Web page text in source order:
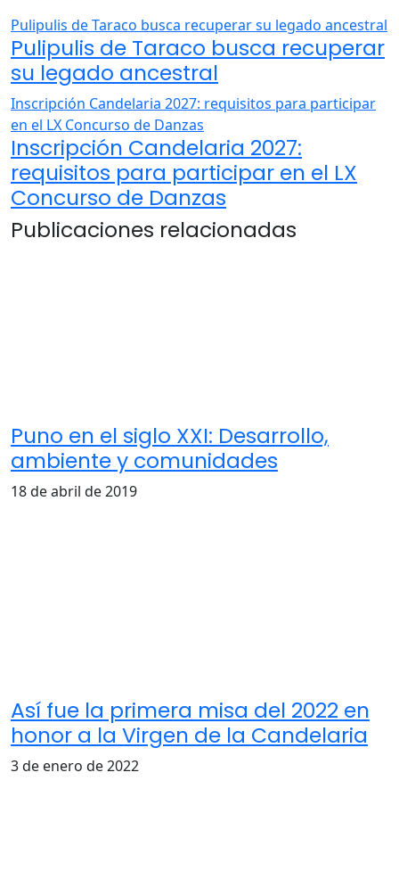
Pulipulis de Taraco busca recuperar su legado ancestral
Pulipulis de Taraco busca recuperar
su legado ancestral
Inscripción Candelaria 2027: requisitos para participar
en el LX Concurso de Danzas
Inscripción Candelaria 2027:
requisitos para participar en el LX
Concurso de Danzas
Publicaciones relacionadas
Puno en el siglo XXI: Desarrollo,
ambiente y comunidades
18 de abril de 2019
Así fue la primera misa del 2022 en
honor a la Virgen de la Candelaria
3 de enero de 2022